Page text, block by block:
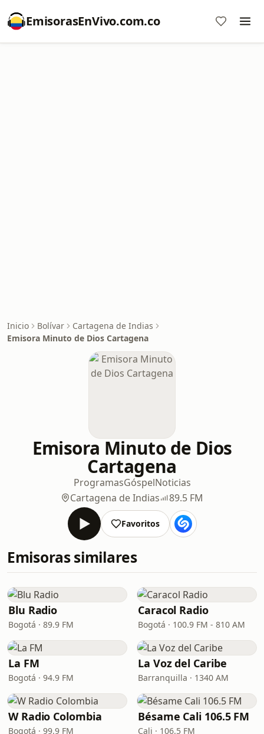
EmisorasEnVivo.com.co
Inicio Bolívar
Cartagena de Indias
Emisora Minuto de Dios Cartagena
Emisora Minuto de Dios
Cartagena
ProgramasGóspelNoticias
Cartagena de Indias
89.5 FM
Favoritos
Emisoras similares
Blu Radio
Bogotá · 89.9 FM
Caracol Radio
Bogotá · 100.9 FM - 810 AM
La FM
Bogotá · 94.9 FM
La Voz del Caribe
Barranquilla · 1340 AM
W Radio Colombia
Bogotá · 99.9 FM
Bésame Cali 106.5 FM
Cali · 106.5 FM